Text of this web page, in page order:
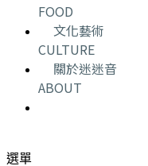
FOOD
文化藝術
CULTURE
關於迷迷音
ABOUT
選單